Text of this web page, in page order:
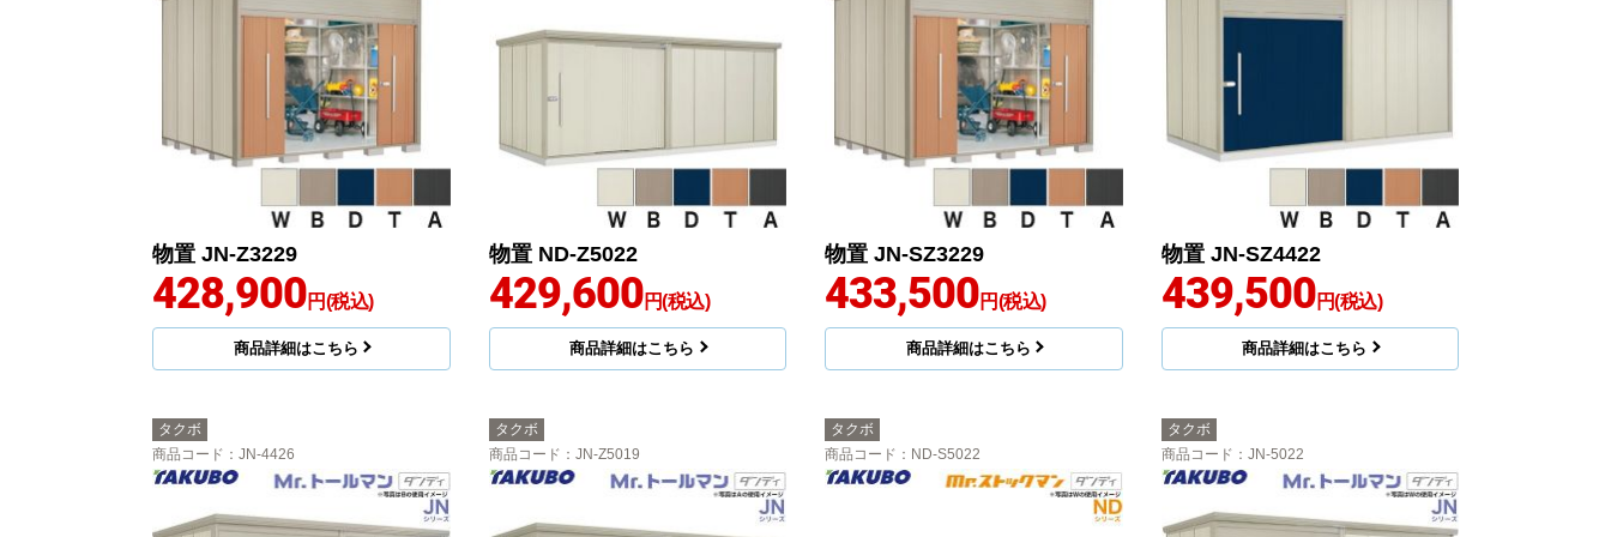
物置 JN-Z3229
428,900円(税込)
商品詳細はこちら
物置 ND-Z5022
429,600円(税込)
商品詳細はこちら
物置 JN-SZ3229
433,500円(税込)
商品詳細はこちら
物置 JN-SZ4422
439,500円(税込)
商品詳細はこちら
タクボ
商品コード ：JN-4426
タクボ
商品コード ：JN-Z5019
タクボ
商品コード ：ND-S5022
タクボ
商品コード ：JN-5022